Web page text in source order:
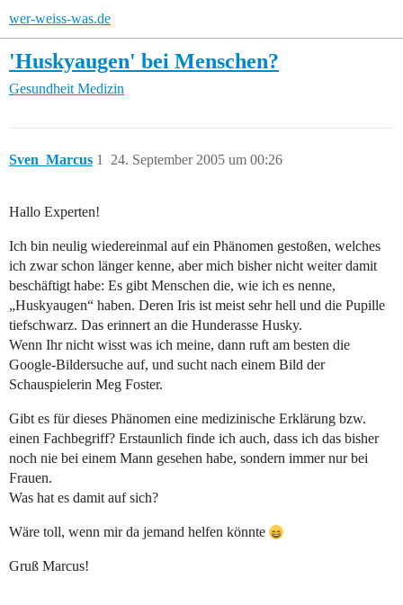
wer-weiss-was.de
'Huskyaugen' bei Menschen?
Gesundheit Medizin
Sven_Marcus 24. September 2005 um 00:26
1
Hallo Experten!
Ich bin neulig wiedereinmal auf ein Phänomen gestoßen, welches
ich zwar schon länger kenne, aber mich bisher nicht weiter damit
beschäftigt habe: Es gibt Menschen die, wie ich es nenne,
„Huskyaugen“ haben. Deren Iris ist meist sehr hell und die Pupille
tiefschwarz. Das erinnert an die Hunderasse Husky.
Wenn Ihr nicht wisst was ich meine, dann ruft am besten die
Google-Bildersuche auf, und sucht nach einem Bild der
Schauspielerin Meg Foster.
Gibt es für dieses Phänomen eine medizinische Erklärung bzw.
einen Fachbegriff? Erstaunlich finde ich auch, dass ich das bisher
noch nie bei einem Mann gesehen habe, sondern immer nur bei
Frauen.
Was hat es damit auf sich?
Wäre toll, wenn mir da jemand helfen könnte
Gruß Marcus!